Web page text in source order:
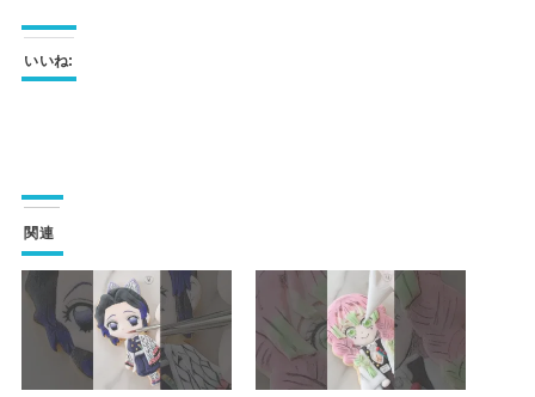
いいね:
関連